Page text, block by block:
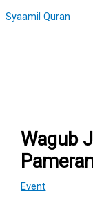
to
Syaamil Quran
Wagub
Event
here..